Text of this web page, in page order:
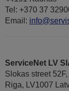
Tel: +370 37
Email:
ServiceNet LV
Slokas street 52F,
Riga, LV1007